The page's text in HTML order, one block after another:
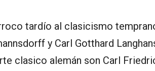
tardío al clasicismo
y Carl Gotthard
clasico alemán son Carl